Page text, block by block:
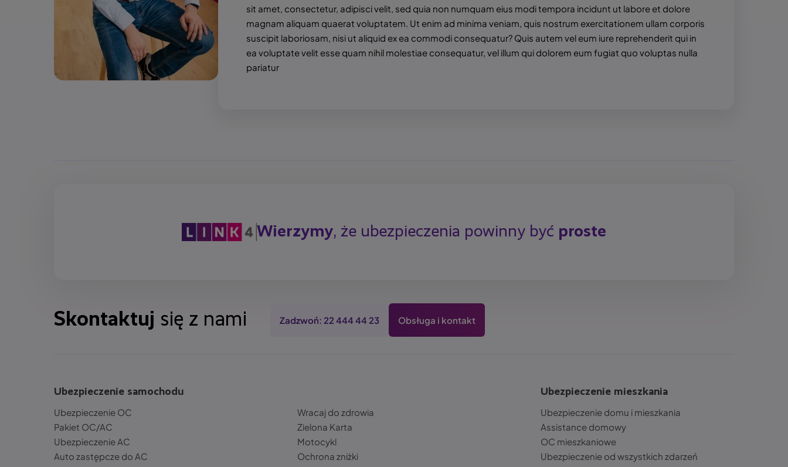
sit amet, consectetur, adipisci velit, sed quia non numquam eius modi tempora incidunt ut labore et dolore
magnam aliquam quaerat voluptatem. Ut enim ad minima veniam, quis nostrum exercitationem ullam corporis
suscipit laboriosam, nisi ut aliquid ex ea commodi consequatur? Quis autem vel eum iure reprehenderit qui in
ea voluptate velit esse quam nihil molestiae consequatur, vel illum qui dolorem eum fugiat quo voluptas nulla
pariatur
Wierzymy, że ubezpieczenia powinny być proste
Skontaktuj się z nami Zadzwoń: 22 444 44 23 Obsługa i kontakt
Ubezpieczenie samochodu
Ubezpieczenie OC
Pakiet OC/AC
Ubezpieczenie AC
Auto zastępcze do AC
Wracaj do zdrowia
Zielona Karta
Motocykl
Ochrona zniżki
Ubezpieczenie mieszkania
Ubezpieczenie domu i mieszkania
Assistance domowy
OC mieszkaniowe
Ubezpieczenie od wszystkich zdarzeń